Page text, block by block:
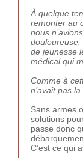
À quelque
remonter au
nous
de jeunesse
médical qui
Comme à
n’avait pas
Sans armes
solutions
passe donc
C’est ce qui